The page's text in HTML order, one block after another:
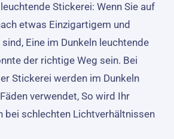
Stickerei: Wenn Sie auf
etwas Einzigartigem und
Eine im Dunkeln leuchtende
der richtige Weg sein. Bei
Stickerei werden im Dunkeln
verwendet, So wird Ihr
bei schlechten Lichtverhältnissen